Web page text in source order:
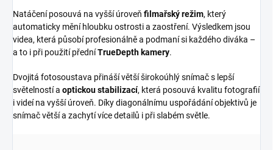
Natáčení posouvá na vyšší úroveň filmařský režim, který
automaticky mění hloubku ostrosti a zaostření. Výsledkem jsou
videa, která působí profesionálně a podmaní si každého diváka –
a to i při použití předníTrueDepth kamery.
Dvojitá fotosoustava přináší větší širokoúhlý snímač s lepší
světelností a optickou stabilizací, která posouvá kvalitu fotografií
i videí na vyšší úroveň. Díky diagonálnímu uspořádání objektivů je
snímač větší a zachytí více detailů i při slabém světle.